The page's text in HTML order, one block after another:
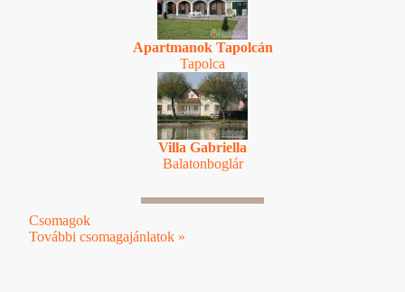
Apartmanok Tapolcán
Tapolca
Villa Gabriella
Balatonboglár
Csomagok
További csomagajánlatok »